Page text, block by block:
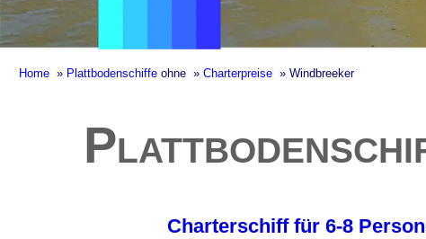
Home » Plattbodenschiffe ohne » Charterpreise » Windbreeker
Charterschiff für 6-8